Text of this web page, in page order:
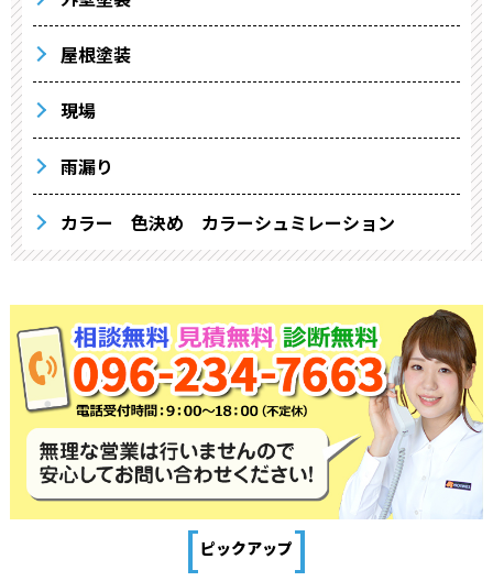
屋根塗装
現場
雨漏り
カラー 色決め カラーシュミレーション
[ピックアップ]